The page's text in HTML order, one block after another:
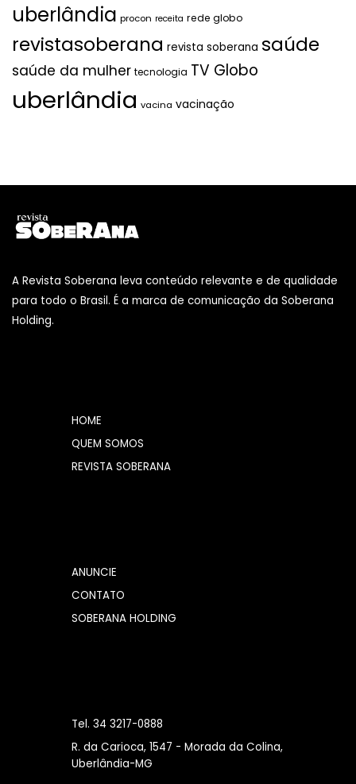
uberlândia procon receita rede globo
revistasoberana revista soberana saúde
saúde da mulher tecnologia TV Globo
uberlândia vacina vacinação
A Revista Soberana leva conteúdo relevante e de qualidade
para todo o Brasil. É a marca de comunicação da Soberana
Holding.
HOME
QUEM SOMOS
REVISTA SOBERANA
ANUNCIE
CONTATO
SOBERANA HOLDING
Tel. 34 3217-0888
R. da Carioca, 1547 - Morada da Colina,
Uberlândia-MG